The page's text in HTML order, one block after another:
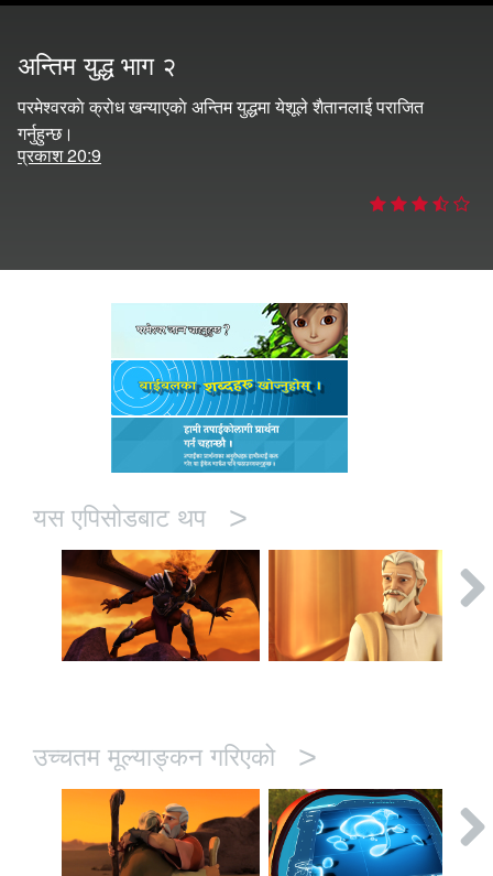
गर्नुहोस्
अन्तिम युद्ध भाग २
परमेश्‍वरकाे क्रोध खन्‍याएकाे अन्तिम युद्धमा येशूले शैतानलाई पराजित
गर्नुहुन्छ।
प्रकाश 20:9
यस एपिसोडबाट थप >
उच्चतम मूल्याङ्कन गरिएको >